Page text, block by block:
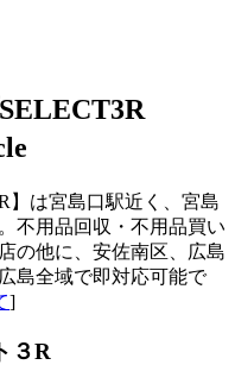
】は宮島口駅近く、宮島
不用品回収・不用品買い
の他に、安佐南区、広島
島全域で即対応可能で
]
３R